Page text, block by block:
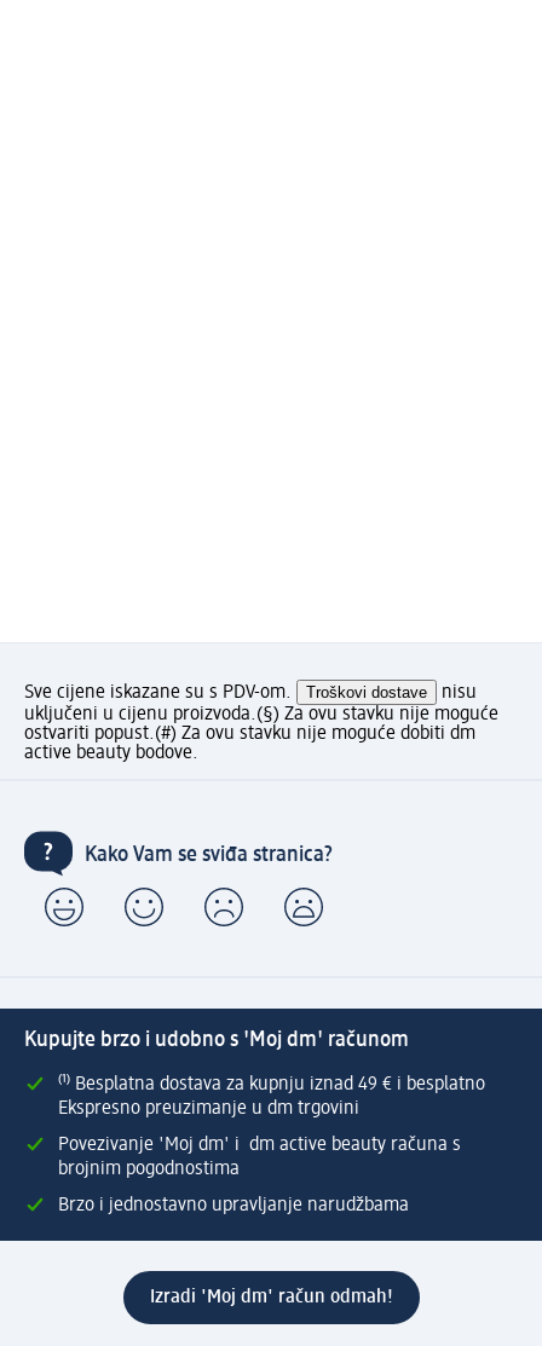
Sve cijene iskazane su s PDV-om. Troškovi dostave
nisu
uključeni u cijenu proizvoda.(§) Za ovu stavku nije moguće
ostvariti popust.(#) Za ovu stavku nije moguće dobiti dm
active beauty bodove.
Kako Vam se sviđa stranica?
Kupujte brzo i udobno s 'Moj dm' računom
⁽¹⁾ Besplatna dostava za kupnju iznad 49 € i besplatno
Ekspresno preuzimanje u dm trgovini
Povezivanje 'Moj dm' i dm active beauty računa s
brojnim pogodnostima
Brzo i jednostavno upravljanje narudžbama
Izradi 'Moj dm' račun odmah!